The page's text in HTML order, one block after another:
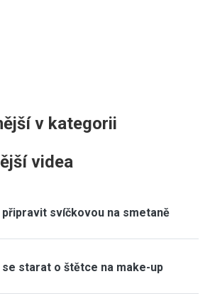
v kategorii
videa
připravit svíčkovou na smetaně
se starat o štětce na make-up